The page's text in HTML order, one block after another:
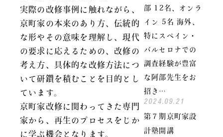
実際の改修事例に触れながら、
京町家の本来のあり方、伝統的
な形やその意味を理解し、現代
の要求に応えるための、改修の
考え方、具体的な改修方法につ
いて研鑽を積むことを目的とし
ています。
京町家改修に関わってきた専門
家から、再生のプロセスをじか
に学ぶ機会となります。
部 12名、オンラ
イン 5名 海外、
特にスペイン・
バルセロナでの
調査経験が豊富
な阿部先生をお
招き…
2024.09.21
第７期京町家設
計塾開講